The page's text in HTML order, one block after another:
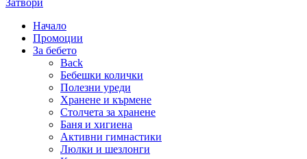
Затвори
Начало
Промоции
За бебето
Back
Бебешки колички
Полезни уреди
Хранене и кърмене
Столчета за хранене
Баня и хигиена
Активни гимнастики
Люлки и шезлонги